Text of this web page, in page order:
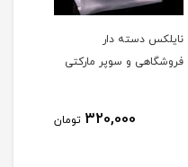
نایلکس دسته دار
فروشگاهی و سوپر مارکتی
320,000 تومان